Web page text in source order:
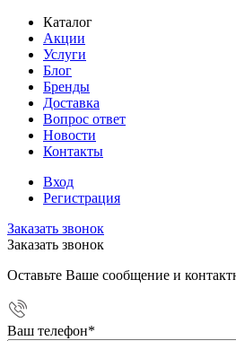
Каталог
Акции
Услуги
Блог
Бренды
Доставка
Вопрос ответ
Новости
Контакты
Вход
Регистрация
Заказать звонок
Заказать звонок
Оставьте Ваше сообщение и
Ваш телефон*